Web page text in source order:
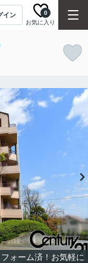
イン
お気に入り
0
ォーム済！お気軽に